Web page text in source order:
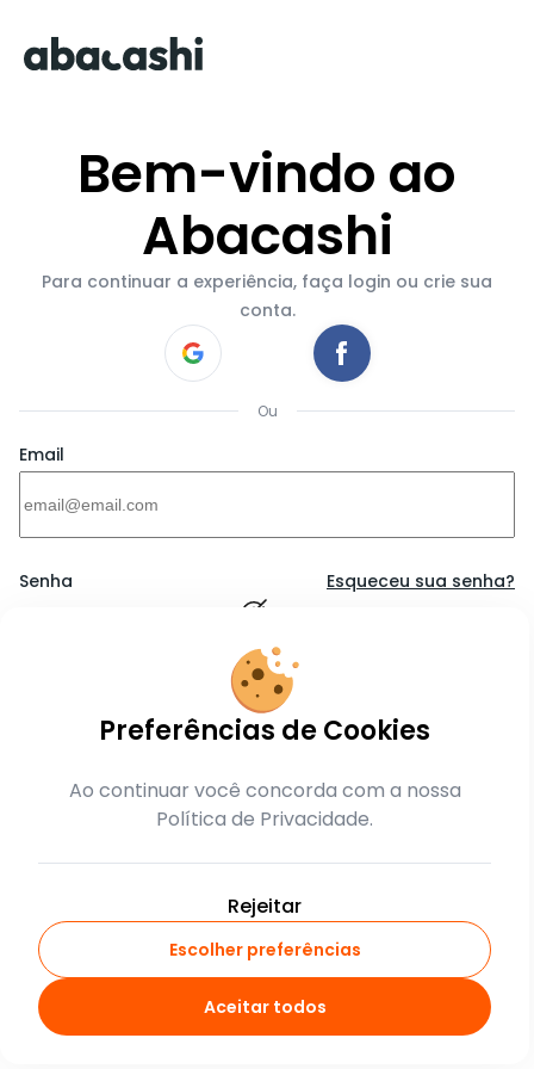
Bem-vindo ao
Abacashi
Para continuar a experiência, faça login ou crie sua
conta.
Ou
Email
Senha Esqueceu sua senha?
oucrie sua conta
Preferências de Cookies
Ao continuar você concorda com a nossa
Política de Privacidade.
Rejeitar
Escolher preferências
Aceitar todos